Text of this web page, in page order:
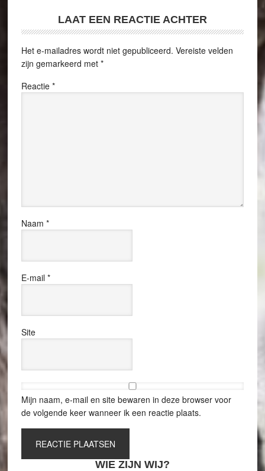
LAAT EEN REACTIE ACHTER
Het e-mailadres wordt niet gepubliceerd. Vereiste velden
zijn gemarkeerd met *
Reactie *
Naam *
E-mail *
Site
Mijn naam, e-mail en site bewaren in deze browser voor
de volgende keer wanneer ik een reactie plaats.
WIE ZIJN WIJ?